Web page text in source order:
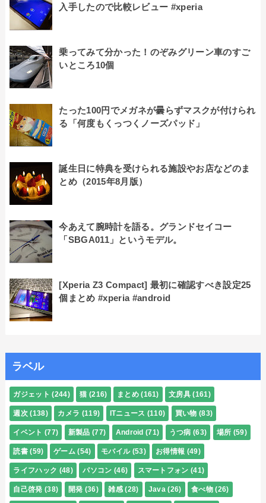
入手したので比較レビュー #xperia
乗ってみて分かった！のぞみグリーン車のすご
いところ10個
たった100円でメガネが曇らずマスクが付けられ
る「何度もくっつくノーズパッド」
誕生日に特典を受けられる施設やお店などのま
とめ（2015年8月版）
今あえて腕時計を語る。グランドセイコー
「SBGA011」というモデル。
[Xperia Z3 Compact] 最初に確認すべき設定25
個まとめ #xperia #android
ラベル
ガジェット (244) 猫 (216) まとめ (161) 文房具 (161)
週次 (138) カメラ (119) ITニュース (110) 買い物 (83)
イベント (77) 新製品 (77) Android (71) うつ病 (63) 場所 (59)
読書 (59) ゲーム (54) モバイル (53) お得情報 (49)
ライフハック (48) パソコン (46) スマートフォン (41)
自己啓発 (38) 開発 (36) 雑感 (28) Java (26) 食べ物 (26)